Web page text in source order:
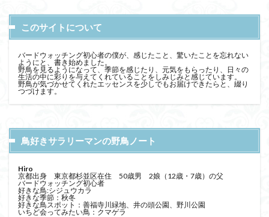
このサイトについて
バードウォッチング初心者の僕が、感じたこと、驚いたことを忘れない
ようにと、書き始めました。
野鳥を見るようになって、季節を感じたり、元気をもらったり、日々の
生活の中に彩りを与えてくれていることをしみじみと感じています。
野鳥が気づかせてくれたエッセンスを少しでもお届けできたらと、綴り
つづけます。
鳥好きサラリーマンの野鳥ノート
Hiro
京都出身 東京都杉並区在住 50歳男 2娘（12歳・7歳）の父
バードウォッチング初心者
好きな鳥:シジュウカラ
好きな季節：秋冬
好きな鳥スポット：善福寺川緑地、井の頭公園、野川公園
いちど会ってみたい鳥：クマゲラ